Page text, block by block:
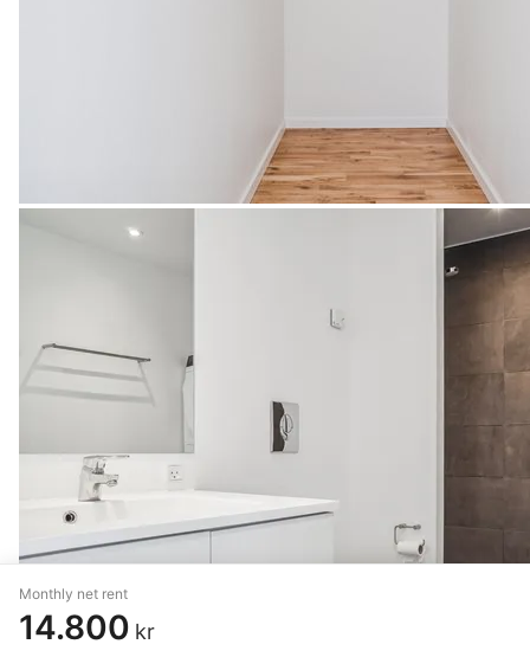
Monthly net rent
14.800 kr